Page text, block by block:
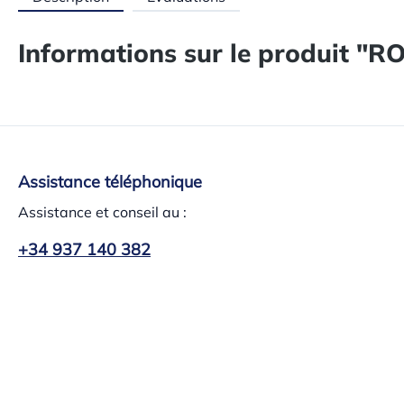
Informations sur le produit
Assistance téléphonique
Assistance et conseil au :
+34 937 140 382